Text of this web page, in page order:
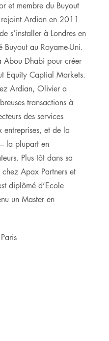
et membre du Buyout
Ardian en 2011
s’installer à Londres en
au Royame-Uni.
Dhabi pour créer
Equity Captial Markets.
Ardian, Olivier a
transactions à
des services
entreprises, et de la
la plupart en
Plus tôt dans sa
Apax Partners et
diplômé d’Ecole
un Master en